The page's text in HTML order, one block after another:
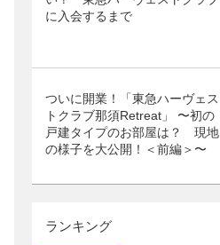
に入会するまで
ついに開業！「東急ハーヴェス
トクラブ那須Retreat」 〜初の
戸建タイプのお部屋は？ 現地
の様子を大公開！＜前編＞〜
ランキング